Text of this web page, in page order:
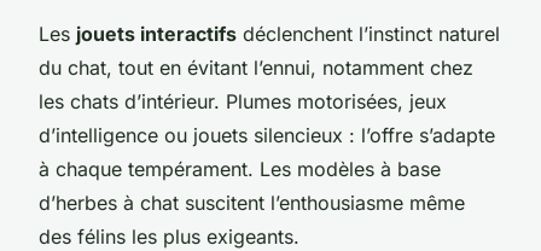
Les jouets interactifs déclenchent l’instinct naturel
du chat, tout en évitant l’ennui, notamment chez
les chats d’intérieur. Plumes motorisées, jeux
d’intelligence ou jouets silencieux : l’offre s’adapte
à chaque tempérament. Les modèles à base
d’herbes à chat suscitent l’enthousiasme même
des félins les plus exigeants.